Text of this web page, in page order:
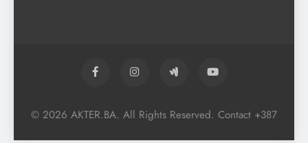
© 2026 AKTER.BA. All Rights Reserved. Contact +387